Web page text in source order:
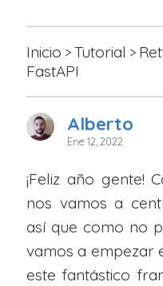
Inicio > Tutorial >
FastAPI
Alberto
Ene 12, 2022
¡Feliz año gente!
nos vamos a
así que como no
vamos a empezar
este fantástico